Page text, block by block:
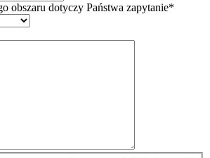
obszaru dotyczy Państwa zapytanie*